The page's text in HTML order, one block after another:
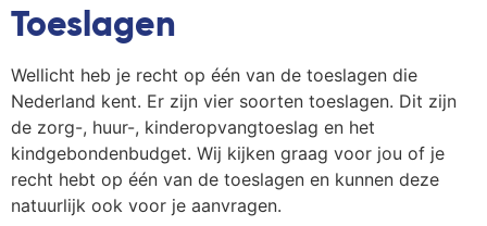
Toeslagen
Wellicht heb je recht op één van de toeslagen die
Nederland kent. Er zijn vier soorten toeslagen. Dit zijn
de zorg-, huur-, kinderopvangtoeslag en het
kindgebondenbudget. Wij kijken graag voor jou of je
recht hebt op één van de toeslagen en kunnen deze
natuurlijk ook voor je aanvragen.